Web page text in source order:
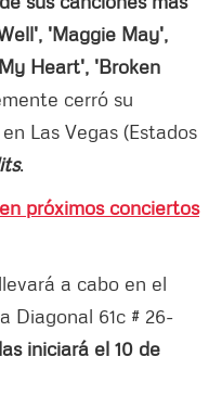
'Maggie May',
Heart', 'Broken
cerró su
Las Vegas (Estados
.
próximos conciertos
a cabo en el
Diagonal 61c # 26-
iniciará el 10 de